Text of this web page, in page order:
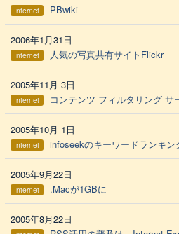
Internet PBwiki
2006年1月31日
Internet 人気の写真共有サイトFlickr
2005年11月 3日
Internet コンテンツ フィルタリング サ
2005年10月 1日
Internet infoseekのキーワードランキン
2005年9月22日
Internet .Macが1GBに
2005年8月22日